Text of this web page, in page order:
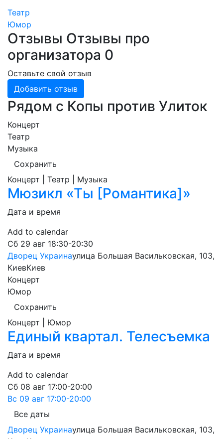
Театр
Юмор
Отзывы Отзывы про
организатора 0
Оставьте свой отзыв
Добавить отзыв
Рядом с Копы против Улиток
Концерт
Театр
Музыка
Сохранить
Концерт | Театр | Музыка
Мюзикл «Ты [Романтика]»
Дата и время
Add to calendar
Сб 29 авг 18:30-20:30
Дворец Украинаулица Большая Васильковская, 103,
КиевКиев
Концерт
Юмор
Сохранить
Концерт | Юмор
Единый квартал. Телесъемка
Дата и время
Add to calendar
Сб 08 авг 17:00-20:00
Вс 09 авг 17:00-20:00
Все даты
Дворец Украинаулица Большая Васильковская, 103,